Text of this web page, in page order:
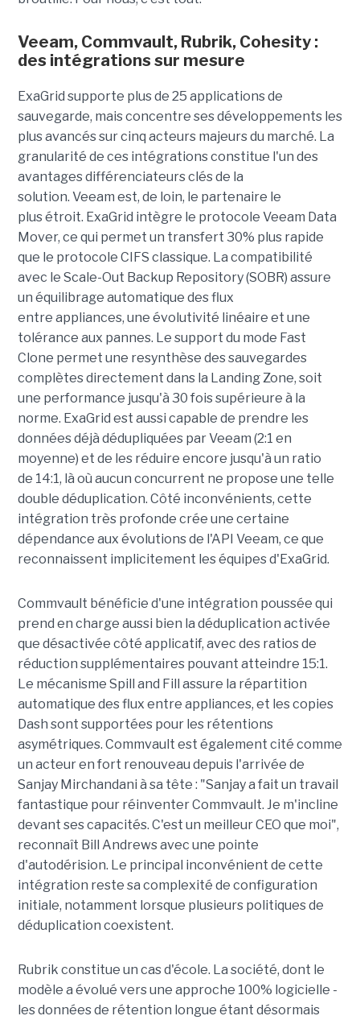
Veeam, Commvault, Rubrik, Cohesity :
des intégrations sur mesure
ExaGrid supporte plus de 25 applications de
sauvegarde, mais concentre ses développements les
plus avancés sur cinq acteurs majeurs du marché. La
granularité de ces intégrations constitue l'un des
avantages différenciateurs clés de la
solution. Veeam est, de loin, le partenaire le
plus étroit. ExaGrid intègre le protocole Veeam Data
Mover, ce qui permet un transfert 30% plus rapide
que le protocole CIFS classique. La compatibilité
avec le Scale-Out Backup Repository (SOBR) assure
un équilibrage automatique des flux
entre appliances, une évolutivité linéaire et une
tolérance aux pannes. Le support du mode Fast
Clone permet une resynthèse des sauvegardes
complètes directement dans la Landing Zone, soit
une performance jusqu'à 30 fois supérieure à la
norme. ExaGrid est aussi capable de prendre les
données déjà dédupliquées par Veeam (2:1 en
moyenne) et de les réduire encore jusqu'à un ratio
de 14:1, là où aucun concurrent ne propose une telle
double déduplication. Côté inconvénients, cette
intégration très profonde crée une certaine
dépendance aux évolutions de l'API Veeam, ce que
reconnaissent implicitement les équipes d'ExaGrid.
Commvault bénéficie d'une intégration poussée qui
prend en charge aussi bien la déduplication activée
que désactivée côté applicatif, avec des ratios de
réduction supplémentaires pouvant atteindre 15:1.
Le mécanisme Spill and Fill assure la répartition
automatique des flux entre appliances, et les copies
Dash sont supportées pour les rétentions
asymétriques. Commvault est également cité comme
un acteur en fort renouveau depuis l'arrivée de
Sanjay Mirchandani à sa tête : "Sanjay a fait un travail
fantastique pour réinventer Commvault. Je m'incline
devant ses capacités. C'est un meilleur CEO que moi",
reconnaît Bill Andrews avec une pointe
d'autodérision. Le principal inconvénient de cette
intégration reste sa complexité de configuration
initiale, notamment lorsque plusieurs politiques de
déduplication coexistent.
Rubrik constitue un cas d'école. La société, dont le
modèle a évolué vers une approche 100% logicielle -
les données de rétention longue étant désormais